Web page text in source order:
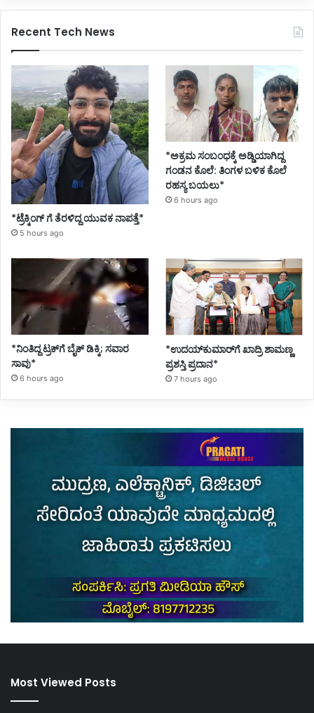
Recent Tech News
*ಟ್ರೆಕ್ಕಿಂಗ್ ಗೆ ತೆರಳಿದ್ದ ಯುವಕ ನಾಪತ್ತೆ*
5 hours ago
*ಅಕ್ರಮ ಸಂಬಂಧಕ್ಕೆ ಅಡ್ಡಿಯಾಗಿದ್ದ
ಗಂಡನ ಕೊಲೆ: ತಿಂಗಳ ಬಳಿಕ ಕೊಲೆ
ರಹಸ್ಯ ಬಯಲು*
6 hours ago
*ನಿಂತಿದ್ದ ಟ್ರಕ್‌ಗೆ ಬೈಕ್ ಡಿಕ್ಕಿ; ಸವಾರ
ಸಾವು*
6 hours ago
*ಉದಯ್‌ಕುಮಾರ್‌ಗೆ ಖಾದ್ರಿ ಶಾಮಣ್ಣ
ಪ್ರಶಸ್ತಿ ಪ್ರದಾನ*
7 hours ago
Most Viewed Posts